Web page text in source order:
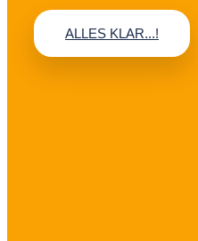
ALLES KLAR...!